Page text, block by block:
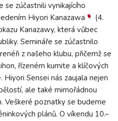
zúčastnili vynikajícího
Hiyori Kanazawa
(4.
Kanazawy, která vůbec
Semináře se zúčastnilo
z našeho klubu, přičemž se
řízeném kumite a klíčových
Sensei nás zaujala nejen
ale také mimořádnou
Veškeré poznatky se budeme
plánů. O víkendu 10.–